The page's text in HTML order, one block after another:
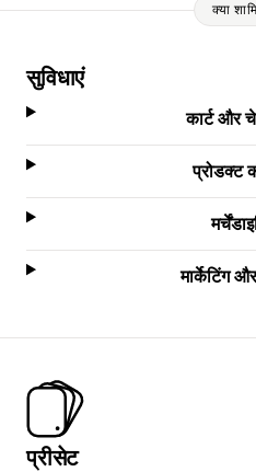
क्या
सुविधाएं
कार्ट और
प्रोडक्ट
मार्केटिंग
प्रीसेट